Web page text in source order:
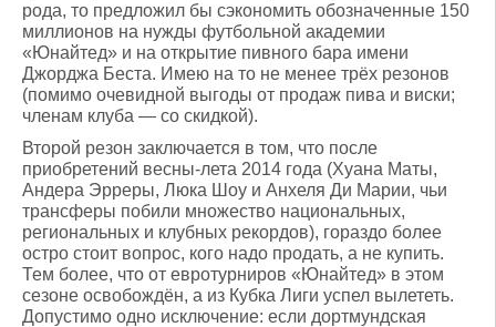
рода, то предложил бы сэкономить обозначенные 150
миллионов на нужды футбольной академии
«Юнайтед» и на открытие пивного бара имени
Джорджа Беста. Имею на то не менее трёх резонов
(помимо очевидной выгоды от продаж пива и виски;
членам клуба — со скидкой).
Второй резон заключается в том, что после
приобретений весны-лета 2014 года (Хуана Маты,
Андера Эрреры, Люка Шоу и Анхеля Ди Марии, чьи
трансферы побили множество национальных,
региональных и клубных рекордов), гораздо более
остро стоит вопрос, кого надо продать, а не купить.
Тем более, что от евротурниров «Юнайтед» в этом
сезоне освобождён, а из Кубка Лиги успел вылететь.
Допустимо одно исключение: если дортмундская